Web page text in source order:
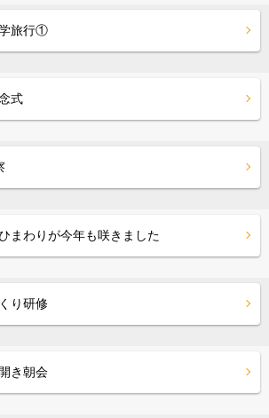
学旅行①
式
まわりが今年も咲きました
り研修
き朝会